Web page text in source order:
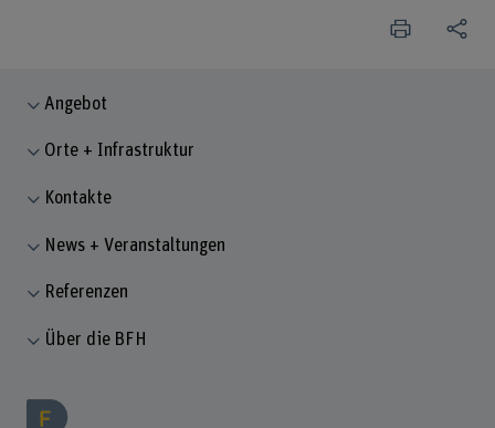
Angebot
Orte + Infrastruktur
Kontakte
News + Veranstaltungen
Referenzen
Über die BFH